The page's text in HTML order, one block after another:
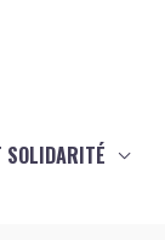
SOLIDARITÉ